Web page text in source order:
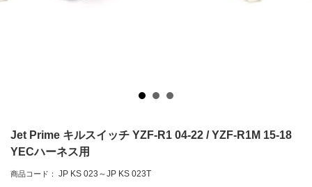
Jet Prime キルスイッチ YZF-R1 04-22 / YZF-R1M 15-18
YECハーネス用
商品コード： JP KS 023～JP KS 023T